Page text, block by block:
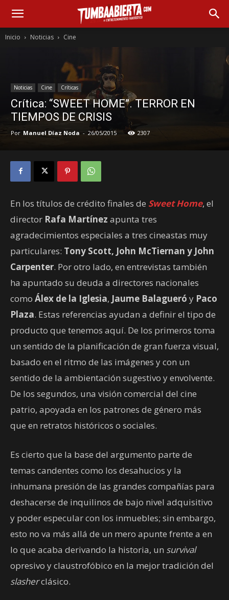
Inicio Noticias Cine
Noticias Cine Críticas
Crítica: “SWEET HOME”. TERROR EN
TIEMPOS DE CRISIS
Por Manuel Díaz Noda - 26/05/2015 2307
En los títulos de crédito finales de Sweet Home, el
director Rafa Martínez apunta tres
agradecimientos especiales a tres cineastas muy
particulares: Tony Scott, John McTiernan y John
Carpenter. Por otro lado, en entrevistas también
ha apuntado su deuda a directores nacionales
como Álex de la Iglesia, Jaume Balagueró y Paco
Plaza. Estas referencias ayudan a definir el tipo de
producto que tenemos aquí. De los primeros toma
un sentido de la planificación de gran fuerza visual,
basado en el ritmo de las imágenes y con un
sentido de la ambientación sugestivo y envolvente.
De los segundos, una visión comercial del cine
patrio, apoyada en los patrones de género más
que en retratos históricos o sociales.
Es cierto que la base del argumento parte de
temas candentes como los desahucios y la
inhumana presión de las grandes compañías para
deshacerse de inquilinos de bajo nivel adquisitivo
y poder especular con los inmuebles; sin embargo,
esto no va más allá de un mero apunte frente a en
lo que acaba derivando la historia, un survival
opresivo y claustrofóbico en la mejor tradición del
slasherclásico.